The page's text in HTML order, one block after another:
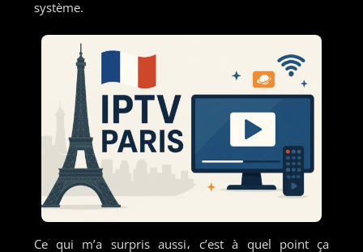
système.
Ce qui m’a surpris aussi، c’est à quel point ça